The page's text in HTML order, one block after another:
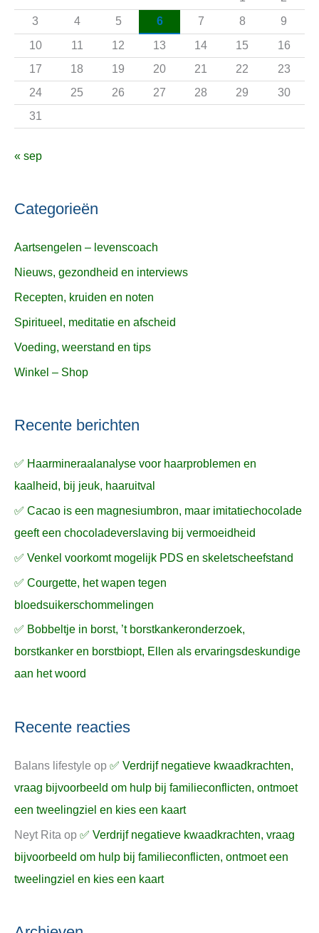
a
r
:
3
4 5 6 7 8
9
10
11 12 13 14 15
16
17
18 19 20 21 22
23
24
25 26 27 28 29
30
31
« sep
Categorieën
Aartsengelen – levenscoach
Nieuws, gezondheid en interviews
Recepten, kruiden en noten
Spiritueel, meditatie en afscheid
Voeding, weerstand en tips
Winkel – Shop
Recente berichten
✅ Haarmineraalanalyse voor haarproblemen en
kaalheid, bij jeuk, haaruitval
✅ Cacao is een magnesiumbron, maar imitatiechocolade
geeft een chocoladeverslaving bij vermoeidheid
✅ Venkel voorkomt mogelijk PDS en skeletscheefstand
✅ Courgette, het wapen tegen
bloedsuikerschommelingen
✅ Bobbeltje in borst, ’t borstkankeronderzoek,
borstkanker en borstbiopt, Ellen als ervaringsdeskundige
aan het woord
Recente reacties
Balans lifestyle op ✅ Verdrijf negatieve kwaadkrachten,
vraag bijvoorbeeld om hulp bij familieconflicten, ontmoet
een tweelingziel en kies een kaart
Neyt Rita op ✅ Verdrijf negatieve kwaadkrachten, vraag
bijvoorbeeld om hulp bij familieconflicten, ontmoet een
tweelingziel en kies een kaart